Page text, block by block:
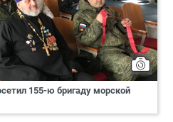
155-ю бригаду морской